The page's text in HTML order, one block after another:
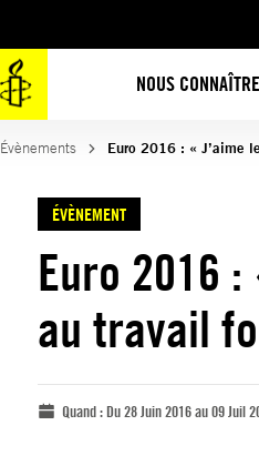
NOUS CONNAÎTRE
Évènements Euro 2016 : « J’aime
ÉVÈNEMENT
Euro 2016
au travail
Quand :Du 28 Juin 2016 au 09 Juil